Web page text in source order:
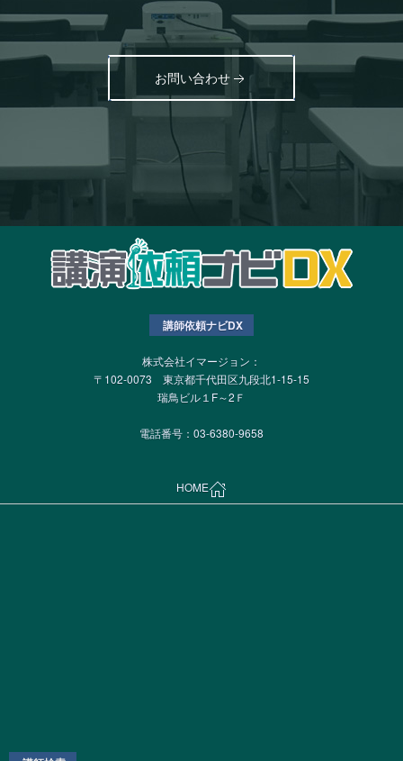
お問い合わせ
講師依頼ナビDX
株式会社イマージョン：
〒102-0073 東京都千代田区九段北1-15-15
瑞鳥ビル１F～2Ｆ
電話番号：03-6380-9658
HOME